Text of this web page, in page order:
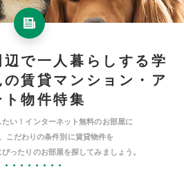
で一人暮らしする学
賃貸マンション・ア
物件特集
い！インターネット無料のお部屋に
こだわりの条件別に賃貸物件を
ったりのお部屋を探してみましょう。